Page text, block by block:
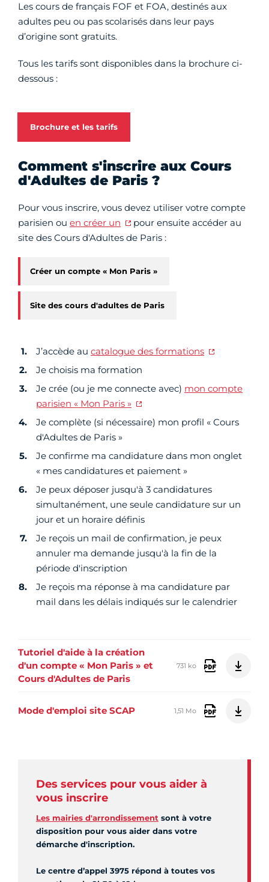
Les cours de français FOF et FOA, destinés aux
adultes peu ou pas scolarisés dans leur pays
d’origine sont gratuits.
Tous les tarifs sont disponibles dans la brochure ci-
dessous :
Brochure et les tarifs
Comment s'inscrire aux Cours
d'Adultes de Paris ?
Pour vous inscrire, vous devez utiliser votre compte
parisien ou en créer un
pour ensuite accéder au
site des Cours d'Adultes de Paris :
Créer un compte « Mon Paris »
Site des cours d'adultes de Paris
J’accède au catalogue des formations
Je choisis ma formation
Je crée (ou je me connecte avec) mon compte
parisien « Mon Paris »
Je complète (si nécessaire) mon profil « Cours
d'Adultes de Paris »
Je confirme ma candidature dans mon onglet
« mes candidatures et paiement »
Je peux déposer jusqu'à 3 candidatures
simultanément, une seule candidature sur un
jour et un horaire définis
Je reçois un mail de confirmation, je peux
annuler ma demande jusqu'à la fin de la
période d'inscription
Je reçois ma réponse à ma candidature par
mail dans les délais indiqués sur le calendrier
Tutoriel d'aide à la création
d'un compte « Mon Paris » et
Cours d'Adultes de Paris
731 ko
Mode d'emploi site SCAP 1,51 Mo
Des services pour vous aider à
vous inscrire
Les mairies d'arrondissement sont à votre
disposition pour vous aider dans votre
démarche d'inscription.
Le centre d’appel 3975 répond à toutes vos